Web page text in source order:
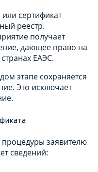
сертификат
реестр.
получает
дающее право на
ЕАЭС.
этапе сохраняется
Это исключает
заявителю
сведений: